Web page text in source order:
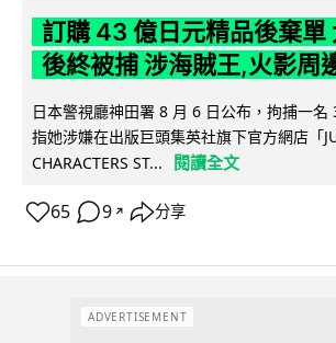
訂購 43 億日元精品後棄單
後終被捕 涉海賊王,火影周
日本警視廳神田署 8 月 6 日公布，拘捕一名
指她涉嫌在出版巨頭集英社旗下官方網店「
CHARACTERS ST...
閱讀全文
65 9 ↗ 分享
ADVERTISEMENT